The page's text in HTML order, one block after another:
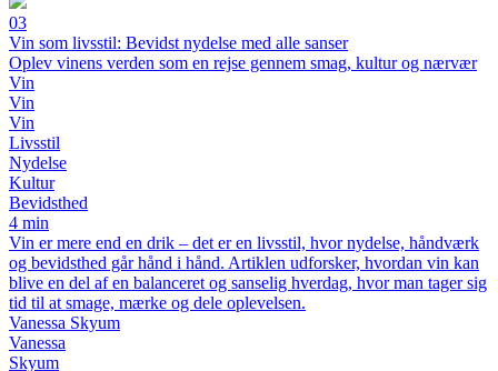
03
Vin som livsstil: Bevidst nydelse med alle sanser
Oplev vinens verden som en rejse gennem smag, kultur og nærvær
Vin
Vin
Vin
Livsstil
Nydelse
Kultur
Bevidsthed
4 min
Vin er mere end en drik – det er en livsstil, hvor nydelse, håndværk
og bevidsthed går hånd i hånd. Artiklen udforsker, hvordan vin kan
blive en del af en balanceret og sanselig hverdag, hvor man tager sig
tid til at smage, mærke og dele oplevelsen.
Vanessa Skyum
Vanessa
Skyum